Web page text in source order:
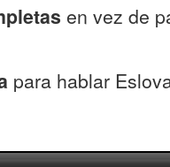
en vez de
para hablar